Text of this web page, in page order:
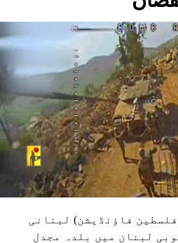
فلسطین فاؤنڈیشن) لبنانی
لبنان میں بلدہ مجدل